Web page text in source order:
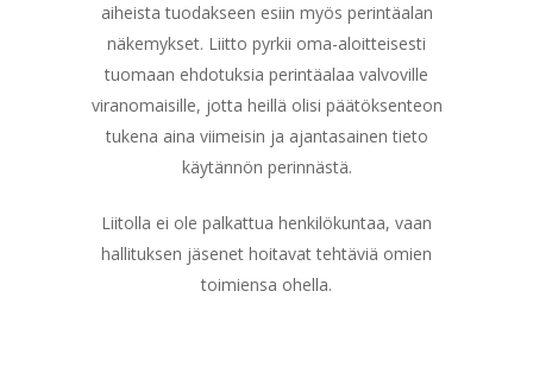
aiheista tuodakseen esiin myös perintäalan
näkemykset. Liitto pyrkii oma-aloitteisesti
tuomaan ehdotuksia perintäalaa valvoville
viranomaisille, jotta heillä olisi päätöksenteon
tukena aina viimeisin ja ajantasainen tieto
käytännön perinnästä.
Liitolla ei ole palkattua henkilökuntaa, vaan
hallituksen jäsenet hoitavat tehtäviä omien
toimiensa ohella.